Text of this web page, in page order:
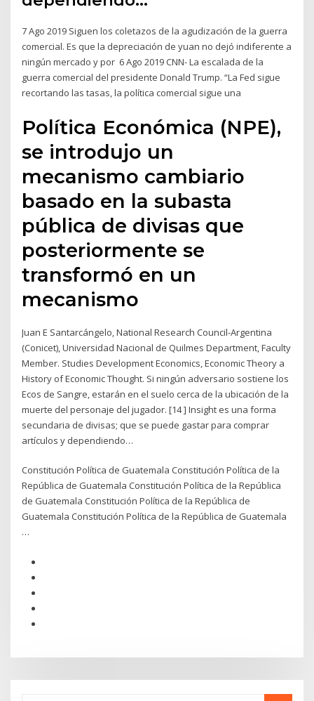
7 Ago 2019 Siguen los coletazos de la agudización de la guerra
comercial. Es que la depreciación de yuan no dejó indiferente a
ningún mercado y por 6 Ago 2019 CNN- La escalada de la
guerra comercial del presidente Donald Trump. “La Fed sigue
recortando las tasas, la política comercial sigue una
Política Económica (NPE),
se introdujo un
mecanismo cambiario
basado en la subasta
pública de divisas que
posteriormente se
transformó en un
mecanismo
Juan E Santarcángelo, National Research Council-Argentina
(Conicet), Universidad Nacional de Quilmes Department, Faculty
Member. Studies Development Economics, Economic Theory a
History of Economic Thought. Si ningún adversario sostiene los
Ecos de Sangre, estarán en el suelo cerca de la ubicación de la
muerte del personaje del jugador. [14 ] Insight es una forma
secundaria de divisas; que se puede gastar para comprar
artículos y dependiendo…
Constitución Política de Guatemala Constitución Política de la
República de Guatemala Constitución Política de la República
de Guatemala Constitución Política de la República de
Guatemala Constitución Política de la República de Guatemala
…